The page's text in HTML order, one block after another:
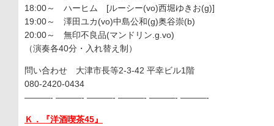
18:00～ ハーヒム [ルーシー(vo)西堀ゆきお(g)]
19:00～ 澤田ユカ(vo)中島公和(g)奥谷崇(b)
20:00～ 無印不良品(マンドリン.g.vo)
（演奏各40分・入れ替え制）
問い合わせ 大津市長等2-3-42 平幸ビル1階
080-2420-0434
———- ———- ———- ———- ———- ———-
Ｋ．『洋酒喫茶45』